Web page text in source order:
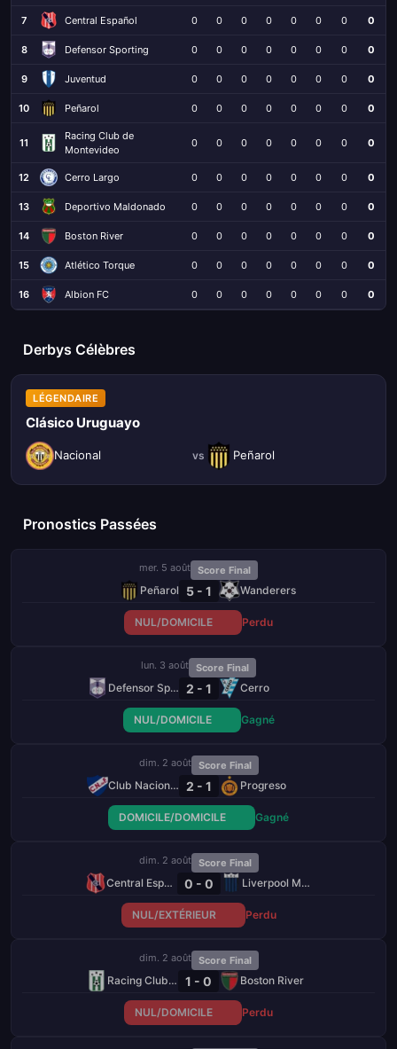
7 Central Español 0 0 0 0 0 0 0 0
8 Defensor Sporting 0 0 0 0 0 0 0 0
9 Juventud 0 0 0 0 0 0 0 0
10 Peñarol 0 0 0 0 0 0 0 0
11
Racing Club de
Montevideo
0 0 0 0 0 0 0 0
12 Cerro Largo 0 0 0 0 0 0 0 0
13 Deportivo Maldonado 0 0 0 0 0 0 0 0
14 Boston River 0 0 0 0 0 0 0 0
15 Atlético Torque 0 0 0 0 0 0 0 0
16 Albion FC 0 0 0 0 0 0 0 0
Derbys Célèbres
LÉGENDAIRE
Clásico Uruguayo
Nacional vs Peñarol
Pronostics Passées
mer. 5 août Score Final
Peñarol 5 - 1 Wanderers
NUL/DOMICILE Perdu
lun. 3 août Score Final
Defensor Sporting 2 - 1 Cerro
NUL/DOMICILE Gagné
dim. 2 août Score Final
Club Nacional de Football 2 - 1 Progreso
DOMICILE/DOMICILE Gagné
dim. 2 août Score Final
Central Español 0 - 0 Liverpool Montevideo
NUL/EXTÉRIEUR Perdu
dim. 2 août Score Final
Racing Club de Montevideo 1 - 0 Boston River
NUL/DOMICILE Perdu